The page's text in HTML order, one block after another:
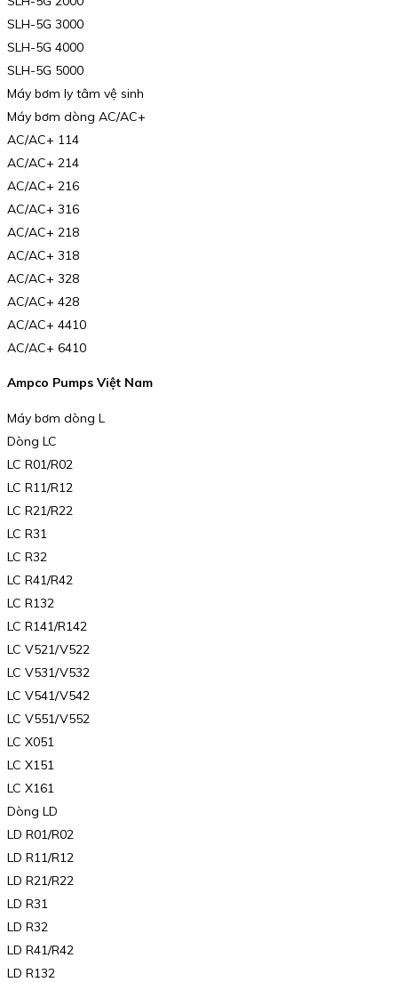
SLH-5G 3000
SLH-5G 4000
SLH-5G 5000
Máy bơm ly tâm vệ sinh
Máy bơm dòng AC/AC+
AC/AC+ 114
AC/AC+ 214
AC/AC+ 216
AC/AC+ 316
AC/AC+ 218
AC/AC+ 318
AC/AC+ 328
AC/AC+ 428
AC/AC+ 4410
AC/AC+ 6410
Ampco Pumps Việt Nam
Máy bơm dòng L
Dòng LC
LC R01/R02
LC R11/R12
LC R21/R22
LC R31
LC R32
LC R41/R42
LC R132
LC R141/R142
LC V521/V522
LC V531/V532
LC V541/V542
LC V551/V552
LC X051
LC X151
LC X161
Dòng LD
LD R01/R02
LD R11/R12
LD R21/R22
LD R31
LD R32
LD R41/R42
LD R132